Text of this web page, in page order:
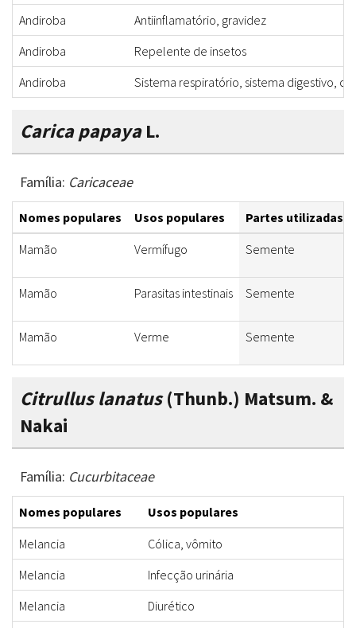
Andiroba
Antiinflamatório, gravidez
Andiroba
Repelente de insetos
Andiroba
Sistema respiratório, sistema digestivo,
Carica papayaL.
Família: Caricaceae
Nomes populares Usos populares
Partes utilizadas
Mamão
Vermífugo Semente
Mamão Parasitas intestinais Semente
Mamão Verme Semente
Citrullus lanatus(Thunb.) Matsum. &
Nakai
Família: Cucurbitaceae
Nomes populares
Usos populares
Melancia
Cólica, vômito
Melancia
Infecção urinária
Melancia
Diurético